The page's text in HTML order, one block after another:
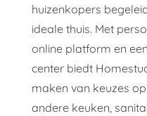
huizenkopers
ideale thuis. Met
online platform en
center biedt
maken van keuzes
andere keuken,